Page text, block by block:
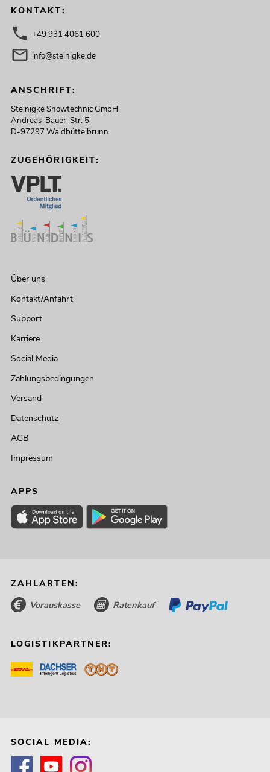
KONTAKT:
+49 931 4061 600
info@steinigke.de
ANSCHRIFT:
Steinigke Showtechnic GmbH
Andreas-Bauer-Str. 5
D-97297 Waldbüttelbrunn
ZUGEHÖRIGKEIT:
Über uns
Kontakt/Anfahrt
Support
Karriere
Social Media
Zahlungsbedingungen
Versand
Datenschutz
AGB
Impressum
APPS
ZAHLARTEN:
Vorauskasse Ratenkauf
LOGISTIKPARTNER:
SOCIAL MEDIA: